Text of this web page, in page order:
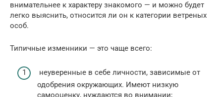
внимательнее к характеру знакомого — и можно будет
легко выяснить, относится ли он к категории ветреных
особ.
Типичные изменники — это чаще всего:
неуверенные в себе личности, зависимые от
одобрения окружающих. Имеют низкую
самооценку, нуждаются во внимании;